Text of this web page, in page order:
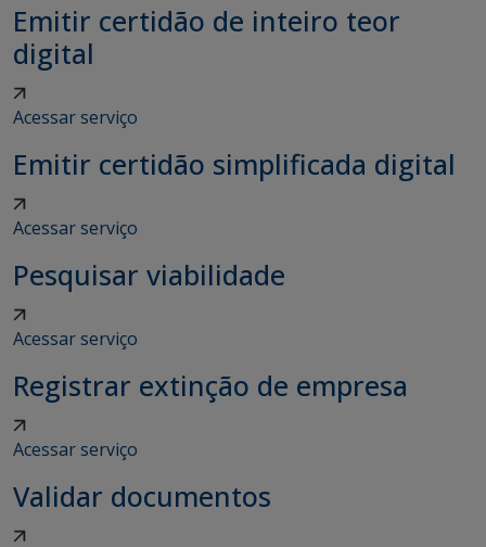
Emitir certidão de inteiro teor
digital
Acessar serviço
Emitir certidão simplificada digital
Acessar serviço
Pesquisar viabilidade
Acessar serviço
Registrar extinção de empresa
Acessar serviço
Validar documentos